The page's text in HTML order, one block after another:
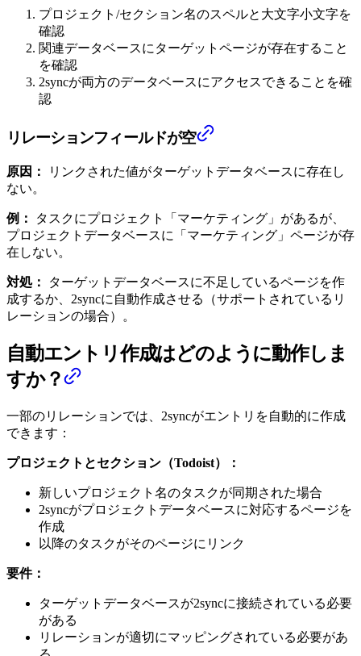
プロジェクト/セクション名のスペルと大文字小文字を
確認
関連データベースにターゲットページが存在すること
を確認
2syncが両方のデータベースにアクセスできることを確
認
リレーションフィールドが空
原因：
リンクされた値がターゲットデータベースに存在し
ない。
例：
タスクにプロジェクト「マーケティング」があるが、
プロジェクトデータベースに「マーケティング」ページが存
在しない。
対処：
ターゲットデータベースに不足しているページを作
成するか、2syncに自動作成させる（サポートされているリ
レーションの場合）。
自動エントリ作成はどのように動作しま
すか？
一部のリレーションでは、2syncがエントリを自動的に作成
できます：
プロジェクトとセクション（Todoist）：
新しいプロジェクト名のタスクが同期された場合
2syncがプロジェクトデータベースに対応するページを
作成
以降のタスクがそのページにリンク
要件：
ターゲットデータベースが2syncに接続されている必要
がある
リレーションが適切にマッピングされている必要があ